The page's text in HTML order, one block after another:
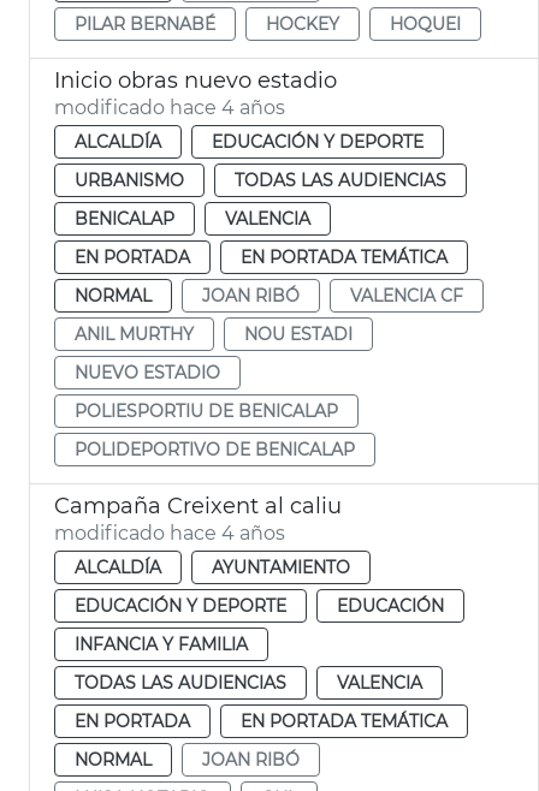
PILAR BERNABÉ
HOCKEY HOQUEI
Inicio obras nuevo estadio
modificado hace 4 años
ALCALDÍA
EDUCACIÓN Y DEPORTE
URBANISMO
TODAS LAS AUDIENCIAS
BENICALAP
VALENCIA
EN PORTADA
EN PORTADA TEMÁTICA
NORMAL
JOAN RIBÓ
VALENCIA CF
ANIL MURTHY
NOU ESTADI
NUEVO ESTADIO
POLIESPORTIU DE BENICALAP
POLIDEPORTIVO DE BENICALAP
Campaña Creixent al caliu
modificado hace 4 años
ALCALDÍA
AYUNTAMIENTO
EDUCACIÓN Y DEPORTE
EDUCACIÓN
INFANCIA Y FAMILIA
TODAS LAS AUDIENCIAS
VALENCIA
EN PORTADA
EN PORTADA TEMÁTICA
NORMAL
JOAN RIBÓ